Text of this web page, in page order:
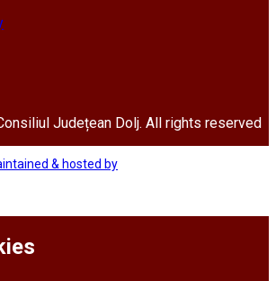
Județean Dolj. All rights reserved
& hosted by